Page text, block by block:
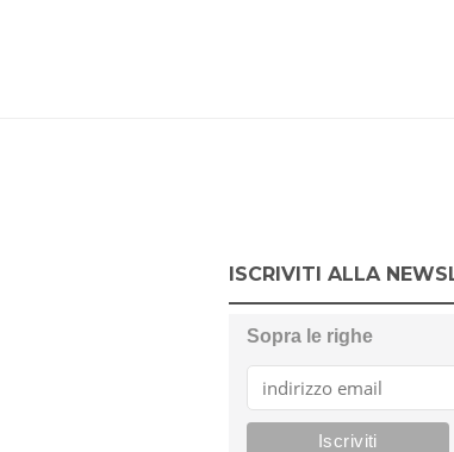
ISCRIVITI ALLA
Sopra le righe